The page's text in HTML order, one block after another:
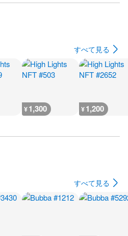
すべて見る
¥1,300 ¥1,200
すべて見る